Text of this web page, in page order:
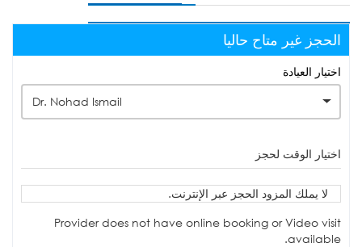
الحجز غير متاح حاليا
اختيار العيادة
Dr. Nohad Ismail
اختيار الوقت لحجز
لا يملك المزود الحجز عبر الإنترنت.
Provider does not have online booking or Video visit
available.